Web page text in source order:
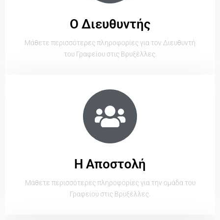
Ο Διευθυντής
Μάθετε περισσότερες πληροφορίες για τον Διευθυντή
του Γραφείου στις Βρυξέλλες.
Η Αποστολή
Μάθετε περισσότερες πληροφορίες για την ομάδα του
Γραφείου στις Βρυξέλλες.